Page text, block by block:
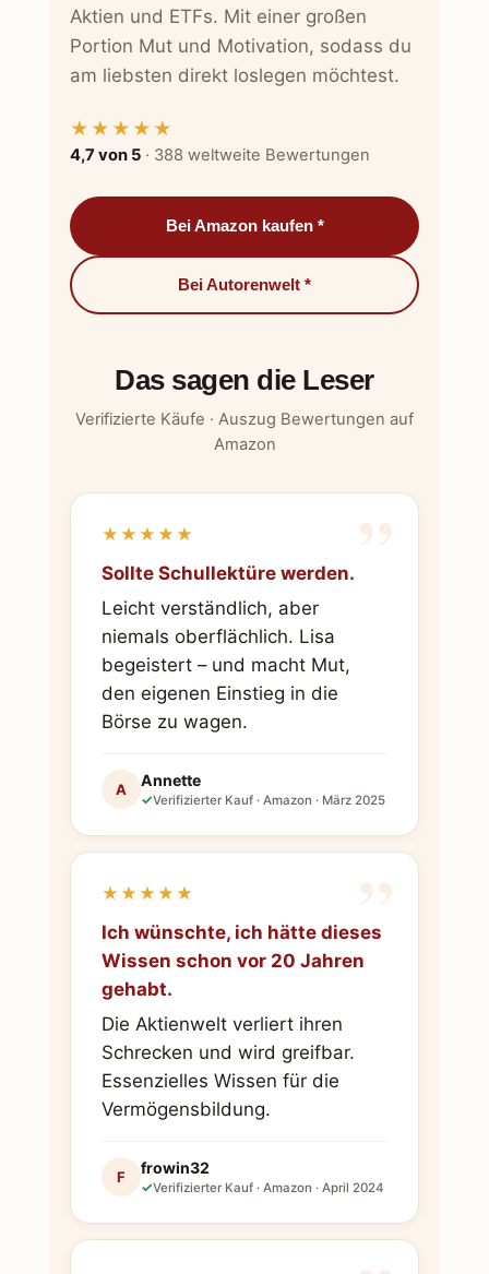
Aktien und ETFs. Mit einer großen
Portion Mut und Motivation, sodass du
am liebsten direkt loslegen möchtest.
★★★★★
4,7 von 5 · 388 weltweite Bewertungen
Bei Amazon kaufen *
Bei Autorenwelt *
Das sagen die Leser
Verifizierte Käufe · Auszug Bewertungen auf
Amazon
”
★★★★★
Sollte Schullektüre werden.
Leicht verständlich, aber
niemals oberflächlich. Lisa
begeistert – und macht Mut,
den eigenen Einstieg in die
Börse zu wagen.
A Annette
✓Verifizierter Kauf · Amazon · März 2025
”
★★★★★
Ich wünschte, ich hätte dieses
Wissen schon vor 20 Jahren
gehabt.
Die Aktienwelt verliert ihren
Schrecken und wird greifbar.
Essenzielles Wissen für die
Vermögensbildung.
F frowin32
✓Verifizierter Kauf · Amazon · April 2024